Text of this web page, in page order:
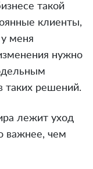
такой
клиенты,
меня
нужно
таких решений.
лежит уход
важнее, чем